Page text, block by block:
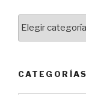
CATEGORÍAS